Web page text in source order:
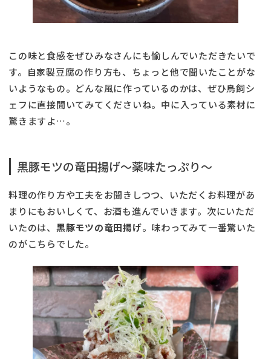
この味と食感をぜひみなさんにも愉しんでいただきたいで
す。自家製豆腐の作り方も、ちょっと他で聞いたことがな
いようなもの。どんな風に作っているのかは、ぜひ鳥飼シ
ェフに直接聞いてみてくださいね。中に入っている素材に
驚きますよ…。
黒豚モツの竜田揚げ〜薬味たっぷり〜
料理の作り方や工夫をお聞きしつつ、いただくお料理があ
まりにもおいしくて、お酒も進んでいきます。次にいただ
いたのは、 黒豚モツの竜田揚げ。味わってみて一番驚いた
のがこちらでした。